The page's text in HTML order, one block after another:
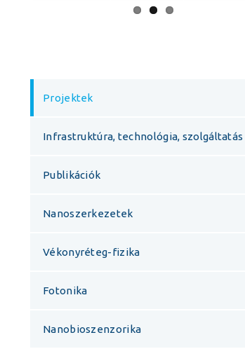
Projektek
Infrastruktúra, technológia, szolgáltatás
Publikációk
Nanoszerkezetek
Vékonyréteg-fizika
Fotonika
Nanobioszenzorika